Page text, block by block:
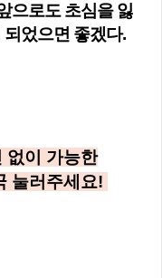
으로도 초심을 잃
었으면 좋겠다.
없이 가능한
눌러주세요!